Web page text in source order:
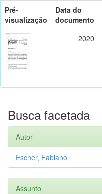
Pré-
visualização
Data do
documento
2020
Busca facetada
Autor
Escher, Fabiano
Assunto